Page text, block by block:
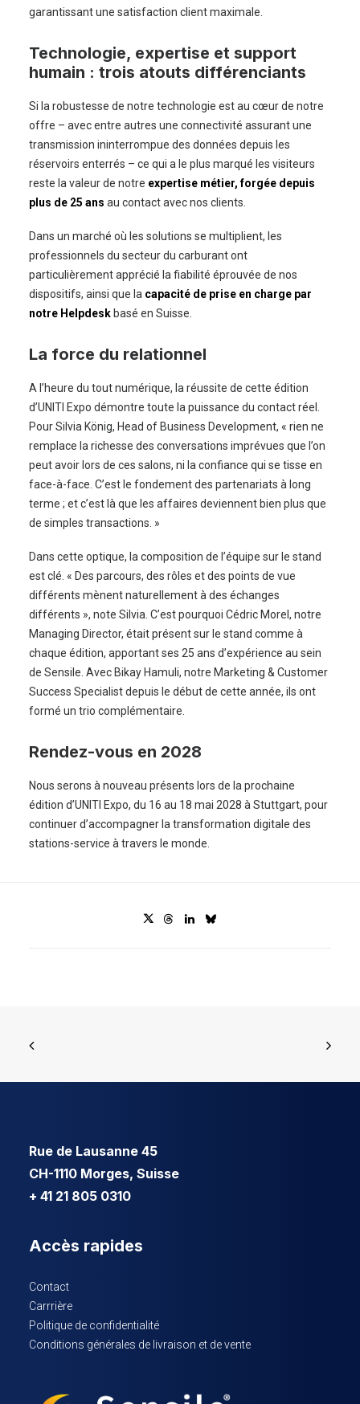
garantissant une satisfaction client maximale.
Technologie, expertise et support
humain : trois atouts différenciants
Si la robustesse de notre technologie est au cœur de notre
offre – avec entre autres une connectivité assurant une
transmission ininterrompue des données depuis les
réservoirs enterrés – ce qui a le plus marqué les visiteurs
reste la valeur de notre expertise métier, forgée depuis
plus de 25 ans au contact avec nos clients.
Dans un marché où les solutions se multiplient, les
professionnels du secteur du carburant ont
particulièrement apprécié la fiabilité éprouvée de nos
dispositifs, ainsi que la capacité de prise en charge par
notre Helpdesk basé en Suisse.
La force du relationnel
A l’heure du tout numérique, la réussite de cette édition
d’UNITI Expo démontre toute la puissance du contact réel.
Pour Silvia König, Head of Business Development, « rien ne
remplace la richesse des conversations imprévues que l’on
peut avoir lors de ces salons, ni la confiance qui se tisse en
face-à-face. C’est le fondement des partenariats à long
terme ; et c’est là que les affaires deviennent bien plus que
de simples transactions. »
Dans cette optique, la composition de l’équipe sur le stand
est clé. « Des parcours, des rôles et des points de vue
différents mènent naturellement à des échanges
différents », note Silvia. C’est pourquoi Cédric Morel, notre
Managing Director, était présent sur le stand comme à
chaque édition, apportant ses 25 ans d’expérience au sein
de Sensile. Avec Bikay Hamuli, notre Marketing & Customer
Success Specialist depuis le début de cette année, ils ont
formé un trio complémentaire.
Rendez-vous en 2028
Nous serons à nouveau présents lors de la prochaine
édition d’UNITI Expo, du 16 au 18 mai 2028 à Stuttgart, pour
continuer d’accompagner la transformation digitale des
stations-service à travers le monde.
Rue de Lausanne 45
CH-1110 Morges, Suisse
+ 41 21 805 0310
Accès rapides
Contact
Carrrière
Politique de confidentialité
Conditions générales de livraison et de vente